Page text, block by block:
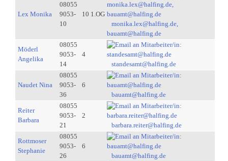
Lex Monika
08055
9053-
10
10 1.OG
monika.lex@halfing.de,
bauamt@halfing.de
Möderl
Angelika
08055
9053-
14
4
standesamt@halfing.de
Naudet Nina
08055
9053-
36
6
bauamt@halfing.de
Reiter
Barbara
08055
9053-
21
2
barbara.reiter@halfing.de
Rottmoser
Stephanie
08055
9053-
26
6
bauamt@halfing.de